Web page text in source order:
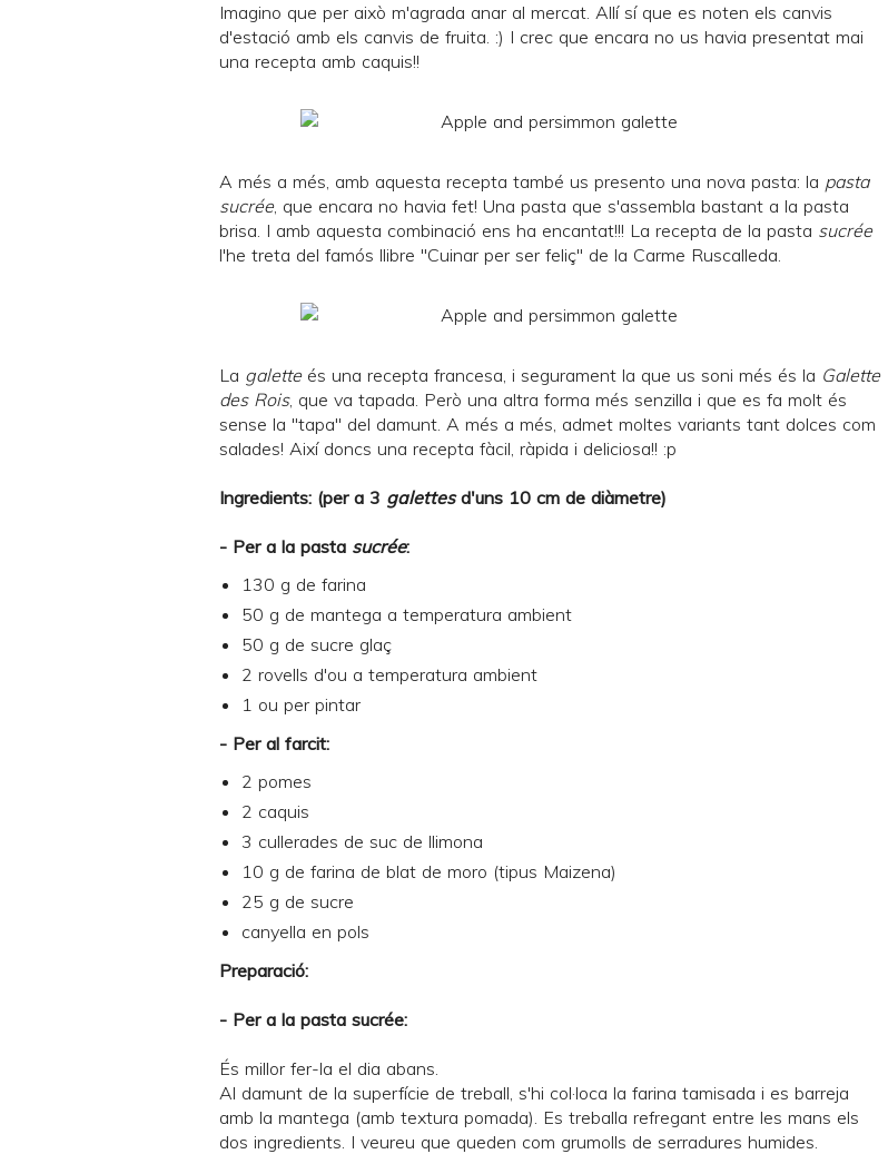
Imagino que per això m'agrada anar al mercat. Allí sí que es noten els canvis
d'estació amb els canvis de fruita. :) I crec que encara no us havia presentat mai
una recepta amb caquis!!
A més a més, amb aquesta recepta també us presento una nova pasta: la pasta
sucrée, que encara no havia fet! Una pasta que s'assembla bastant a la pasta
brisa. I amb aquesta combinació ens ha encantat!!! La recepta de la pasta sucrée
l'he treta del famós llibre "Cuinar per ser feliç" de la Carme Ruscalleda.
La galetteés una recepta francesa, i segurament la que us soni més és la Galette
des Rois, que va tapada. Però una altra forma més senzilla i que es fa molt és
sense la "tapa" del damunt. A més a més, admet moltes variants tant dolces com
salades! Així doncs una recepta fàcil, ràpida i deliciosa!! :p
Ingredients: (per a 3 galettesd'uns 10 cm de diàmetre)
- Per a la pasta sucrée:
130 g de farina
50 g de mantega a temperatura ambient
50 g de sucre glaç
2 rovells d'ou a temperatura ambient
1 ou per pintar
- Per al farcit:
2 pomes
2 caquis
3 cullerades de suc de llimona
10 g de farina de blat de moro (tipus Maizena)
25 g de sucre
canyella en pols
Preparació:
- Per a la pasta sucrée:
És millor fer-la el dia abans.
Al damunt de la superfície de treball, s'hi col·loca la farina tamisada i es barreja
amb la mantega (amb textura pomada). Es treballa refregant entre les mans els
dos ingredients. I veureu que queden com grumolls de serradures humides.